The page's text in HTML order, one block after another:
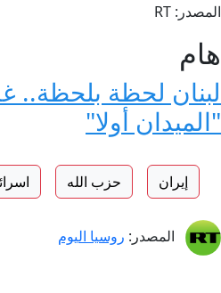
المصدر: RT
هام
لبنان لحظة بلحظة..
"الميدان أولا"
إيران حزب الله
المصدر: روسيا اليوم